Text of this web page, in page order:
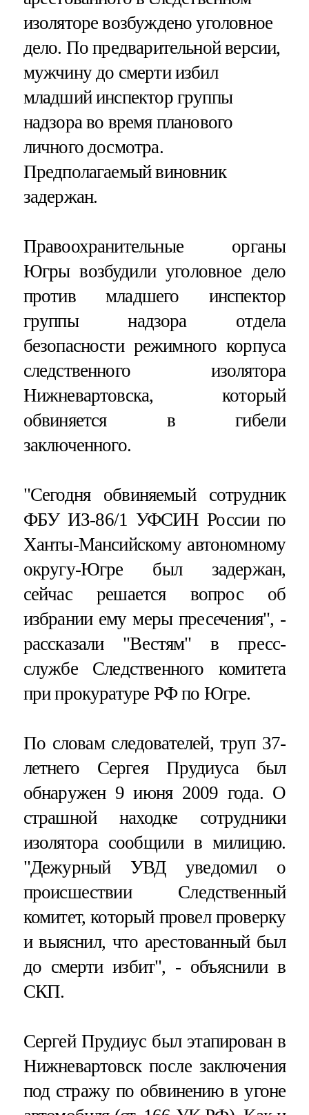
изоляторе возбуждено уголовное
дело. По предварительной версии,
мужчину до смерти избил
младший инспектор группы
надзора во время планового
личного досмотра.
Предполагаемый виновник
задержан.
Правоохранительные органы
Югры возбудили уголовное дело
против младшего инспектор
группы надзора отдела
безопасности режимного корпуса
следственного изолятора
Нижневартовска, который
обвиняется в гибели
заключенного.
"Сегодня обвиняемый сотрудник
ФБУ ИЗ-86/1 УФСИН России по
Ханты-Мансийскому автономному
округу-Югре был задержан,
сейчас решается вопрос об
избрании ему меры пресечения", -
рассказали "Вестям" в пресс-
службе Следственного комитета
при прокуратуре РФ по Югре.
По словам следователей, труп 37-
летнего Сергея Прудиуса был
обнаружен 9 июня 2009 года. О
страшной находке сотрудники
изолятора сообщили в милицию.
"Дежурный УВД уведомил о
происшествии Следственный
комитет, который провел проверку
и выяснил, что арестованный был
до смерти избит", - объяснили в
СКП.
Сергей Прудиус был этапирован в
Нижневартовск после заключения
под стражу по обвинению в угоне